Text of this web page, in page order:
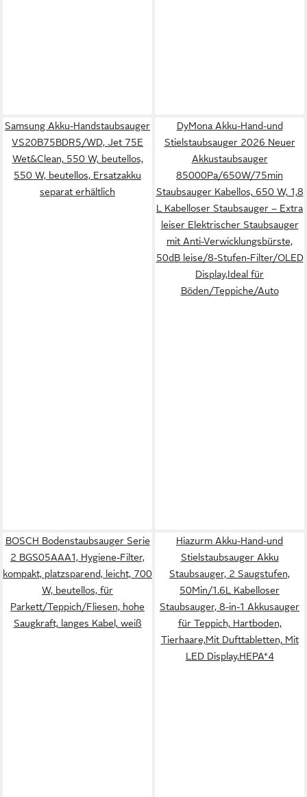
Samsung Akku-Handstaubsauger
VS20B75BDR5/WD, Jet 75E
Wet&Clean, 550 W, beutellos,
550 W, beutellos, Ersatzakku
separat erhältlich
DyMona Akku-Hand-und
Stielstaubsauger 2026 Neuer
Akkustaubsauger
85000Pa/650W/75min
Staubsauger Kabellos, 650 W, 1,8
L Kabelloser Staubsauger – Extra
leiser Elektrischer Staubsauger
mit Anti-Verwicklungsbürste,
50dB leise/8-Stufen-Filter/OLED
Display,Ideal für
Böden/Teppiche/Auto
BOSCH Bodenstaubsauger Serie
2 BGS05AAA1, Hygiene-Filter,
kompakt, platzsparend, leicht, 700
W, beutellos, für
Parkett/Teppich/Fliesen, hohe
Saugkraft, langes Kabel, weiß
Hiazurm Akku-Hand-und
Stielstaubsauger Akku
Staubsauger, 2 Saugstufen,
50Min/1.6L Kabelloser
Staubsauger, 8-in-1 Akkusauger
für Teppich, Hartboden,
Tierhaare,Mit Dufttabletten, Mit
LED Display,HEPA*4